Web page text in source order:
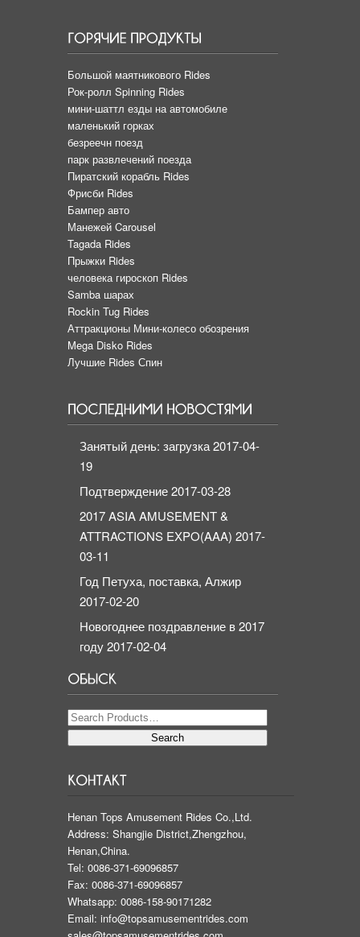
Большой маятникового Rides
Рок-ролл Spinning Rides
мини-шаттл езды на автомобиле
маленький горках
безреечн поезд
парк развлечений поезда
Пиратский корабль Rides
Фрисби Rides
Бампер авто
Манежей Carousel
Tagada Rides
Прыжки Rides
человека гироскоп Rides
Samba шарах
Rockin Tug Rides
Аттракционы Мини-колесо обозрения
Mega Disko Rides
Лучшие Rides Спин
Занятый день: загрузка2017-04-
19
Подтверждение2017-03-28
2017 ASIA AMUSEMENT &
ATTRACTIONS EXPO(AAA) 2017-
03-11
Год Петуха, поставка, Алжир
2017-02-20
Новогоднее поздравление в 2017
году2017-02-04
Henan Tops Amusement Rides Co.,Ltd.
Address: Shangjie District,Zhengzhou,
Henan,China.
Tel: 0086-371-69096857
Fax: 0086-371-69096857
Whatsapp: 0086-158-90171282
Email: info@topsamusementrides.com